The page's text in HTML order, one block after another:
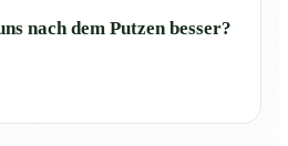
nach dem Putzen besser?